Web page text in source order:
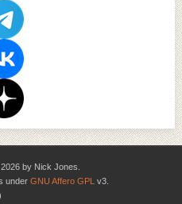
by Nick Jones.
under GNU Affero GPL v3.